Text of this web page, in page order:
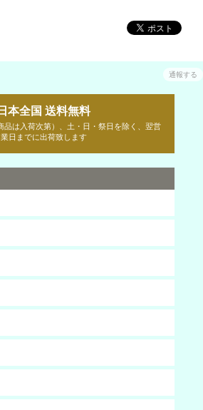
通報する
日本全国 送料無料
品は入荷次第）、土・日・祭日を除く、翌営
業日までに出荷致します